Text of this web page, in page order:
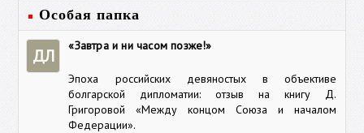
Особая папка
ДЛ «Завтра и ни часом позже!»
Эпоха российских девяностых в объективе
болгарской дипломатии: отзыв на книгу Д.
Григоровой «Между концом Союза и началом
Федерации».